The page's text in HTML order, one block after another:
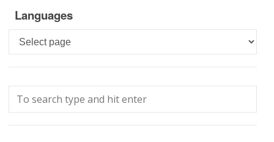
Languages
Languages